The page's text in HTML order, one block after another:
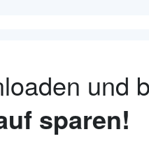
und
sparen!